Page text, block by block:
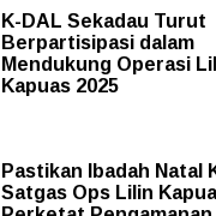
K-DAL Sekadau Turut
Berpartisipasi dalam
Mendukung Operasi
Kapuas 2025
Pastikan Ibadah Natal
Satgas Ops Lilin